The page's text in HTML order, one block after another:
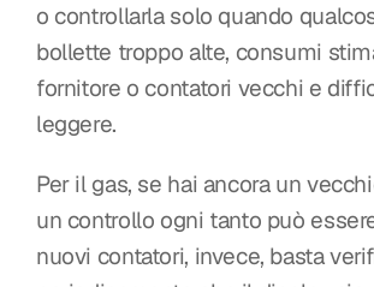
o controllarla solo quando
bollette troppo alte, consumi
fornitore o contatori vecchi e
leggere.
Per il gas, se hai ancora un
un controllo ogni tanto può
nuovi contatori, invece, basta